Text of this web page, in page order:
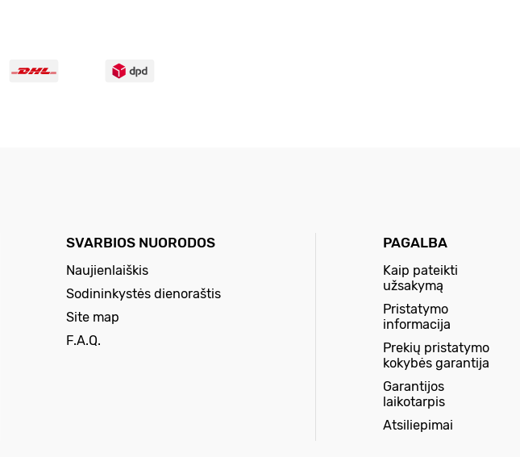
SVARBIOS NUORODOS
Naujienlaiškis
Sodininkystės dienoraštis
Site map
F.A.Q.
PAGALBA
Kaip pateikti
užsakymą
Pristatymo
informacija
Prekių pristatymo
kokybės garantija
Garantijos
laikotarpis
Atsiliepimai